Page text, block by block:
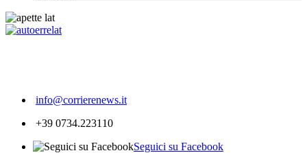
info@corrierenews.it
+39 0734.223110
Seguici su Facebook